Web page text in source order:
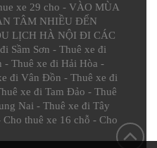
xe 29 cho - VÀO MÙA
TÂM NHIỀU ĐẾN
LỊCH HÀ NỘI ĐI CÁC
Sầm Sơn - Thuê xe đi
- Thuê xe đi Hải Hòa -
đi Vân Đồn - Thuê xe đi
xe đi Tam Đảo - Thuê
Nai - Thuê xe đi Tây
Cho thuê xe 16 chỗ - Cho